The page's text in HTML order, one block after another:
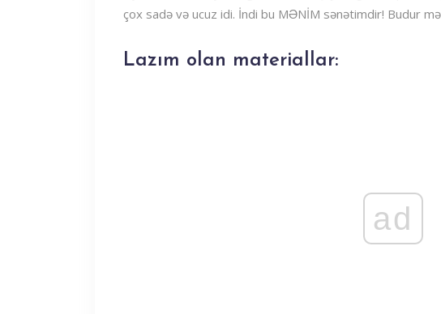
çox sadə və ucuz idi. İndi bu MƏNİM sənətimdir! Budur
Lazım olan materiallar:
ad